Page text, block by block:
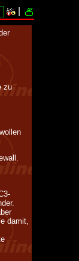
zu
damit,